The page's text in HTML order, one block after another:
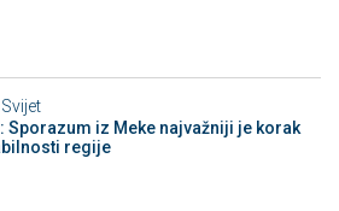
Svijet
Sporazum iz Meke najvažniji je korak
regije